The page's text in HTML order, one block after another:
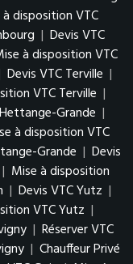
disposition VTC
| Devis VTC
à disposition VTC
Devis VTC Terville |
VTC Terville |
Grande |
à disposition VTC
Grande | Devis
| Mise à disposition
| Devis VTC Yutz |
VTC Yutz |
| Réserver VTC
| Chauffeur Privé